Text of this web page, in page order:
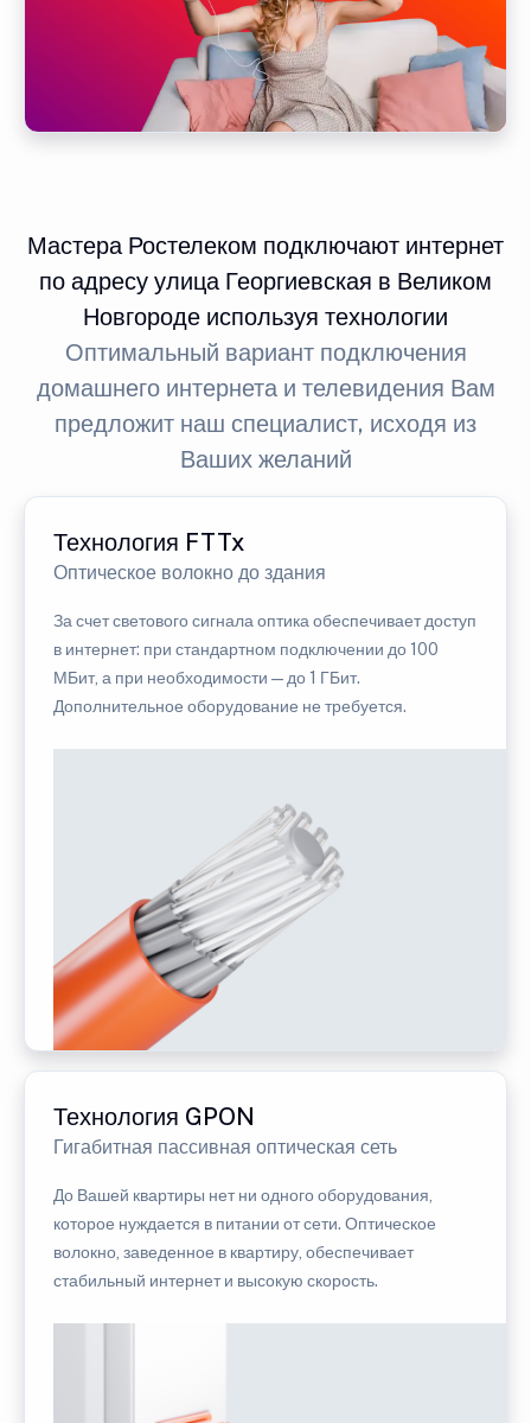
Мастера Ростелеком подключают интернет
по адресу улица Георгиевская в Великом
Новгороде используя технологии
Оптимальный вариант подключения
домашнего интернета и телевидения Вам
предложит наш специалист, исходя из
Ваших желаний
Технология FTTx
Оптическое волокно до здания
За счет светового сигнала оптика обеспечивает доступ
в интернет: при стандартном подключении до 100
МБит, а при необходимости — до 1 ГБит.
Дополнительное оборудование не требуется.
Технология GPON
Гигабитная пассивная оптическая сеть
До Вашей квартиры нет ни одного оборудования,
которое нуждается в питании от сети. Оптическое
волокно, заведенное в квартиру, обеспечивает
стабильный интернет и высокую скорость.